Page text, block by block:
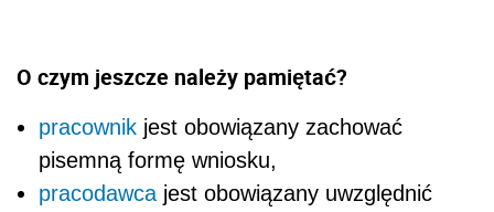
O czym jeszcze należy pamiętać?
pracownik jest obowiązany zachować
pisemną formę wniosku,
pracodawca jest obowiązany uwzględnić